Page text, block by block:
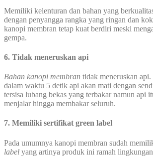
Memiliki kelenturan dan bahan yang
dengan penyangga rangka yang ringan dan
kanopi membran tetap kuat berdiri meski
gempa.
6. Tidak meneruskan api
Bahan kanopi membran tidak meneruskan
dalam waktu 5 detik api akan mati dengan
tersisa lubang bekas yang terbakar namun api
menjalar hingga membakar seluruh.
7. Memiliki sertifikat green label
Pada umumnya kanopi membran sudah
label yang artinya produk ini ramah